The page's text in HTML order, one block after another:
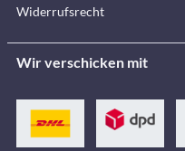
Widerrufsrecht
Wir verschicken mit